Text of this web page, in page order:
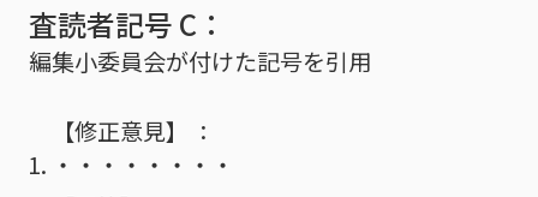
査読者記号 C：
編集小委員会が付けた記号を引用
【修正意見】
・・・・・・・・